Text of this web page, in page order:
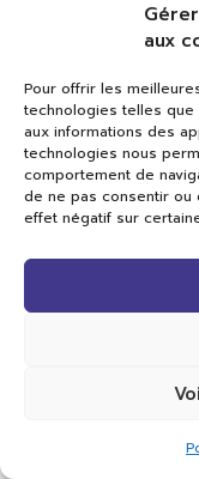
aux
Pour offrir les
technologies telles
aux informations des
technologies nous
comportement de
de ne pas consentir ou
effet négatif sur
Val TV
Centre de
Rue du Pont-Neuf 24